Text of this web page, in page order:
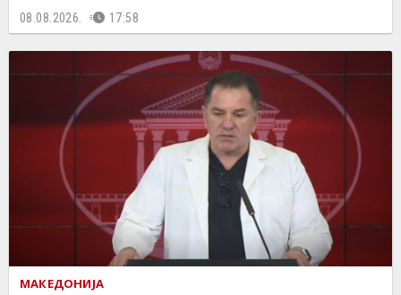
08.08.2026. 17:58
МАКЕДОНИЈА